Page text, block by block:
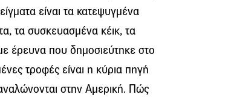
είναι τα κατεψυγμένα
τα συσκευασμένα κέικ, τα
έρευνα που δημοσιεύτηκε στο
τροφές είναι η κύρια πηγή
στην Αμερική. Πώς